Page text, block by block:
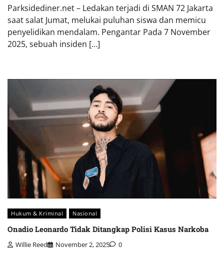
Parksidediner.net – Ledakan terjadi di SMAN 72 Jakarta
saat salat Jumat, melukai puluhan siswa dan memicu
penyelidikan mendalam. Pengantar Pada 7 November
2025, sebuah insiden […]
Hukum & Kriminal Nasional
Onadio Leonardo Tidak Ditangkap Polisi Kasus Narkoba
Willie Reed November 2, 2025 0